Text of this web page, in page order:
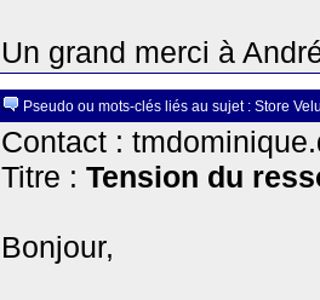
Un grand merci à
Pseudo ou mots-clés liés au sujet : Store
Contact :
Titre : Tension du
Bonjour,